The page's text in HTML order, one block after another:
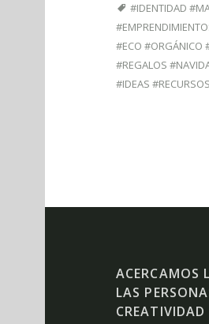
#IDENTIDAD
#ECO #ORGÁNICO
#REGALOS
#IDEAS
ACERCAMOS
LAS
CREATIVIDAD